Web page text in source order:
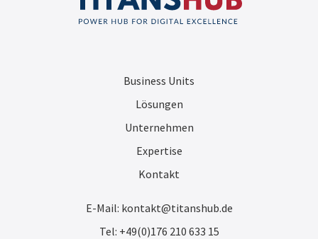
Business Units
Lösungen
Unternehmen
Expertise
Kontakt
E-Mail: kontakt@titanshub.de
Tel: +49(0)176 210 633 15